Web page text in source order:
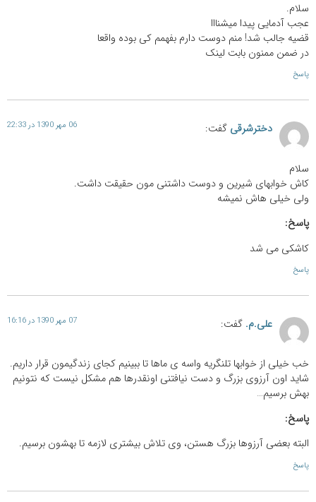
سلام.
عجب آدمایی پیدا میشنااا
قضیه جالب شد! منم دوست دارم بفهمم کی بوده واقعا
در ضمن ممنون بابت لینک
پاسخ
دخترشرقی گفت: 06 مهر 1390 در 22:33
سلام
کاش خوابهای شیرین و دوست داشتنی مون حقیقت داشت.
ولی خیلی هاش نمیشه
پاسخ:
کاشکی می شد
پاسخ
علی.م. گفت: 07 مهر 1390 در 16:16
خب خیلی از خوابها تلنگریه واسه ی ماها تا ببینیم کجای زندگیمون قرار داریم.
شاید اون آرزوی بزرگ و دست نیافتنی اونقدرها هم مشکل نیست که نتونیم
بهش برسیم…
پاسخ:
البته بعضی آرزوها بزرگ هستن، وی تلاش بیشتری لازمه تا بهشون برسیم.
پاسخ